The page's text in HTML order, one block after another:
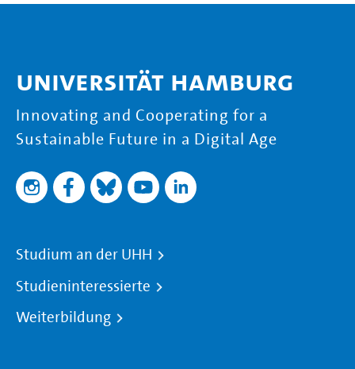
Universität Hamburg
Innovating and Cooperating for a
Sustainable Future in a Digital Age
Studium an der UHH
Studieninteressierte
Weiterbildung